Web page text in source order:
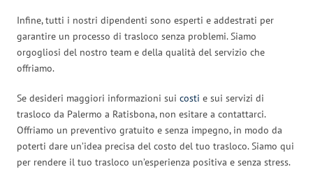
Infine, tutti i nostri dipendenti sono esperti e addestrati per
garantire un processo di trasloco senza problemi. Siamo
orgogliosi del nostro team e della qualità del servizio che
offriamo.
Se desideri maggiori informazioni sui costi e sui servizi di
trasloco da Palermo a Ratisbona, non esitare a contattarci.
Offriamo un preventivo gratuito e senza impegno, in modo da
poterti dare un’idea precisa del costo del tuo trasloco. Siamo qui
per rendere il tuo trasloco un’esperienza positiva e senza stress.